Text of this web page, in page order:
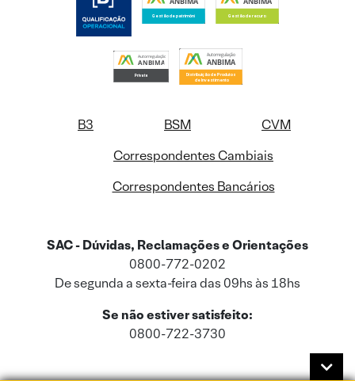
B3 BSM
CVM
Correspondentes Cambiais
Correspondentes Bancários
SAC - Dúvidas, Reclamações e Orientações
0800-772-0202
De segunda a sexta-feira das 09hs às 18hs
Se não estiver satisfeito:
0800-722-3730